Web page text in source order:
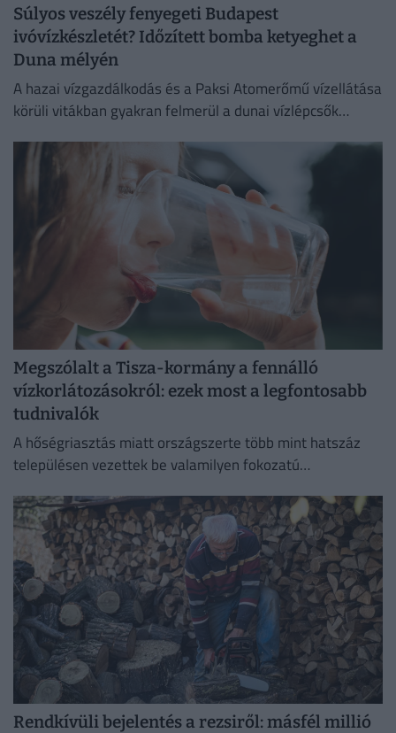
Súlyos veszély fenyegeti Budapest
ivóvízkészletét? Időzített bomba ketyeghet a
Duna mélyén
A hazai vízgazdálkodás és a Paksi Atomerőmű vízellátása
körüli vitákban gyakran felmerül a dunai vízlépcsők
évszázados,...
Megszólalt a Tisza-kormány a fennálló
vízkorlátozásokról: ezek most a legfontosabb
tudnivalók
A hőségriasztás miatt országszerte több mint hatszáz
településen vezettek be valamilyen fokozatú
Rendkívüli bejelentés a rezsiről: másfél millió